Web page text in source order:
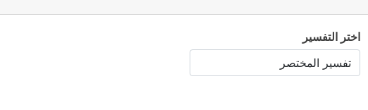
اختر التفسير